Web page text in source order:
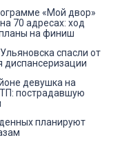
«Мой двор»
70 адресах: ход
на финиш
спасли от
диспансеризации
девушка на
пострадавшую
планируют